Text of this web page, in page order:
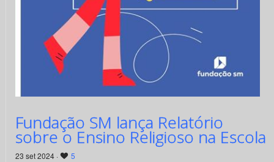
Fundação SM lança Relatório
sobre o Ensino Religioso na Escola
23 set 2024 · 5